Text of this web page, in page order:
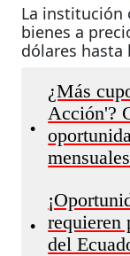
La institución
bienes a
dólares hasta
•
¿Más
Acción'?
mensuales
•
requieren
del